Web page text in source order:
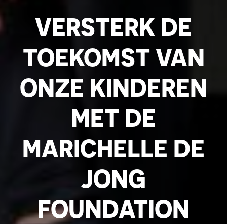
VERSTERK DE
TOEKOMST VAN
ONZE KINDEREN
MET DE
MARICHELLE DE
JONG
FOUNDATION